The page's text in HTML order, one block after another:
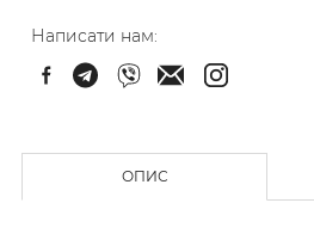
Написати нам:
ОПИС